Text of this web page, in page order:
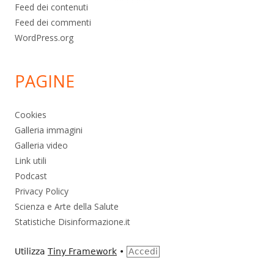
Feed dei contenuti
Feed dei commenti
WordPress.org
PAGINE
Cookies
Galleria immagini
Galleria video
Link utili
Podcast
Privacy Policy
Scienza e Arte della Salute
Statistiche Disinformazione.it
Utilizza Tiny Framework • Accedi